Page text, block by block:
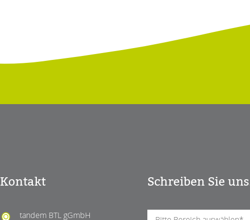
Kontakt
tandem BTL gGmbH
Schreiben Sie